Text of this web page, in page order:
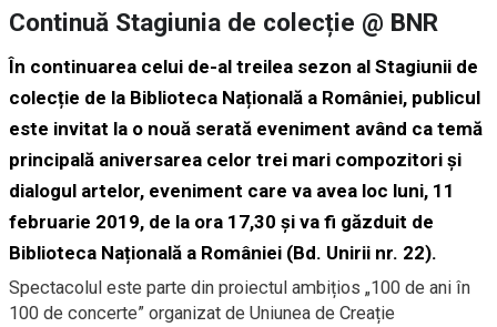
Continuă Stagiunia de colecție @ BNR
În continuarea celui de-al treilea sezon al Stagiunii de
colecție de la Biblioteca Națională a României, publicul
este invitat la o nouă serată eveniment având ca temă
principală aniversarea celor trei mari compozitori și
dialogul artelor, eveniment care va avea loc luni, 11
februarie 2019, de la ora 17,30 și va fi găzduit de
Biblioteca Națională a României (Bd. Unirii nr. 22).
Spectacolul este parte din proiectul ambițios „100 de ani în
100 de concerte” organizat de Uniunea de Creație